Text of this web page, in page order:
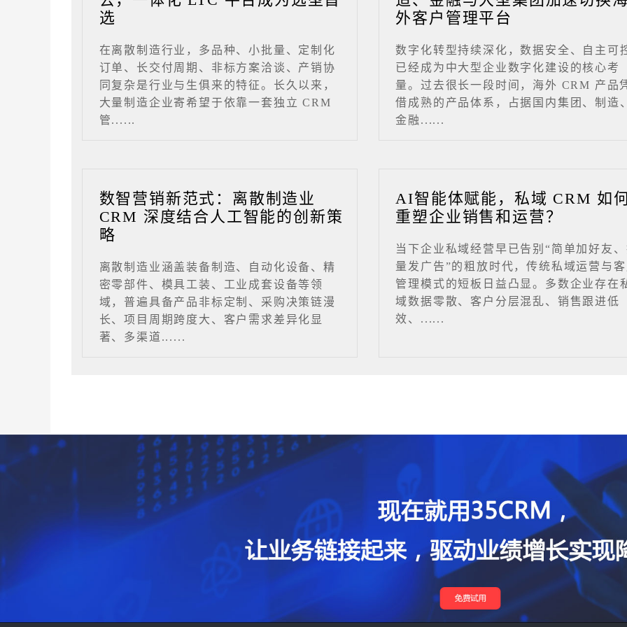
选
在离散制造行业，多品种、小批量、定制化
订单、长交付周期、非标方案洽谈、产销协
同复杂是行业与生俱来的特征。长久以来，
大量制造企业寄希望于依靠一套独立 CRM
管......
外客户管理平台
数字化转型持续深化，数据安全、自主可
已经成为中大型企业数字化建设的核心考
量。过去很长一段时间，海外 CRM 产品
借成熟的产品体系，占据国内集团、制造、
金融......
数智营销新范式：离散制造业
CRM 深度结合人工智能的创新策
略
离散制造业涵盖装备制造、自动化设备、精
密零部件、模具工装、工业成套设备等领
域，普遍具备产品非标定制、采购决策链漫
长、项目周期跨度大、客户需求差异化显
著、多渠道......
AI智能体赋能，私域 CRM 如
重塑企业销售和运营？
当下企业私域经营早已告别“简单加好友
量发广告”的粗放时代，传统私域运营与客
管理模式的短板日益凸显。多数企业存在
域数据零散、客户分层混乱、销售跟进低
效、......